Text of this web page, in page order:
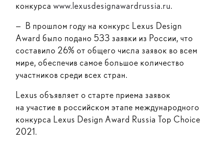
конкурса www.lexusdesignawardrussia.ru.
— В прошлом году на конкурс Lexus Design
Award было подано 533 заявки из России, что
составило 26% от общего числа заявок во всем
мире, обеспечив самое большое количество
участников среди всех стран.
Lexus объявляет о старте приема заявок
на участие в российском этапе международного
конкурса Lexus Design Award Russia Top Choice
2021.